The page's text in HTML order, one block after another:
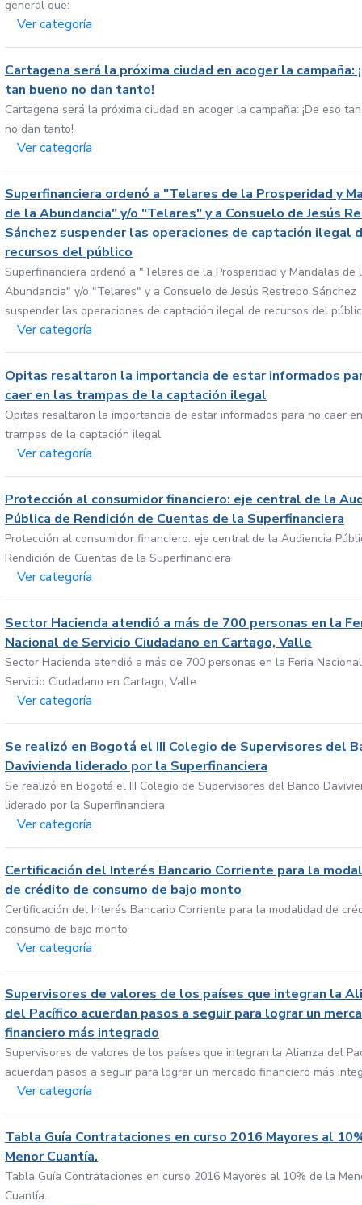
general que:
Ver categoría
Cartagena será la próxima ciudad en acoger la campaña:
tan bueno no dan tanto!
Cartagena será la próxima ciudad en acoger la campaña: ¡De eso
no dan tanto!
Ver categoría
Superfinanciera ordenó a "Telares de la Prosperidad y
de la Abundancia" y/o "Telares" y a Consuelo de Jesús
Sánchez suspender las operaciones de captación ilegal
recursos del público
Superfinanciera ordenó a "Telares de la Prosperidad y Mandalas de
Abundancia" y/o "Telares" y a Consuelo de Jesús Restrepo Sánchez
suspender las operaciones de captación ilegal de recursos del
Ver categoría
Opitas resaltaron la importancia de estar informados
caer en las trampas de la captación ilegal
Opitas resaltaron la importancia de estar informados para no caer
trampas de la captación ilegal
Ver categoría
Protección al consumidor financiero: eje central de la
Pública de Rendición de Cuentas de la Superfinanciera
Protección al consumidor financiero: eje central de la Audiencia
Rendición de Cuentas de la Superfinanciera
Ver categoría
Sector Hacienda atendió a más de 700 personas en la
Nacional de Servicio Ciudadano en Cartago, Valle
Sector Hacienda atendió a más de 700 personas en la Feria
Servicio Ciudadano en Cartago, Valle
Ver categoría
Se realizó en Bogotá el III Colegio de Supervisores del
Davivienda liderado por la Superfinanciera
Se realizó en Bogotá el III Colegio de Supervisores del Banco
liderado por la Superfinanciera
Ver categoría
Certificación del Interés Bancario Corriente para la
de crédito de consumo de bajo monto
Certificación del Interés Bancario Corriente para la modalidad de
consumo de bajo monto
Ver categoría
Supervisores de valores de los países que integran la
del Pacífico acuerdan pasos a seguir para lograr un
financiero más integrado
Supervisores de valores de los países que integran la Alianza del
acuerdan pasos a seguir para lograr un mercado financiero más
Ver categoría
Tabla Guía Contrataciones en curso 2016 Mayores al
Menor Cuantía.
Tabla Guía Contrataciones en curso 2016 Mayores al 10% de la
Cuantía.